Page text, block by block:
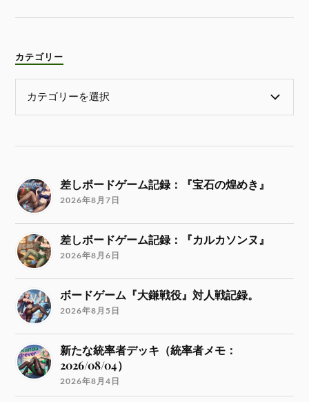
カテゴリー
差しボードゲーム記録：『宝石の煌めき』
2026年8月7日
差しボードゲーム記録：『カルカソンヌ』
2026年8月6日
ボードゲーム『大鎌戦役』対人戦記録。
2026年8月5日
新たな統率者デッキ（統率者メモ：
2026/08/04）
2026年8月4日